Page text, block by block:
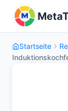
Startseite